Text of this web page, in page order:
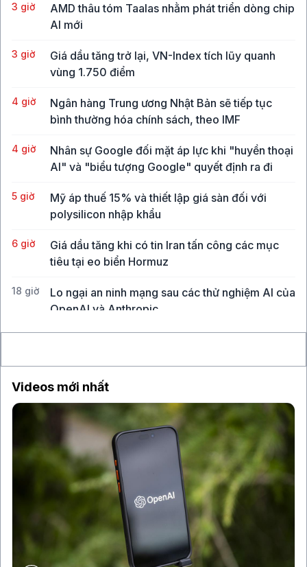
3 giờ
AMD thâu tóm Taalas nhằm phát triển dòng chip
AI mới
3 giờ
Giá dầu tăng trở lại, VN-Index tích lũy quanh
vùng 1.750 điểm
4 giờ
Ngân hàng Trung ương Nhật Bản sẽ tiếp tục
bình thường hóa chính sách, theo IMF
4 giờ
Nhân sự Google đối mặt áp lực khi "huyền thoại
AI" và "biểu tượng Google" quyết định ra đi
5 giờ
Mỹ áp thuế 15% và thiết lập giá sàn đối với
polysilicon nhập khẩu
6 giờ
Giá dầu tăng khi có tin Iran tấn công các mục
tiêu tại eo biển Hormuz
18 giờ
Lo ngại an ninh mạng sau các thử nghiệm AI của
OpenAI và Anthropic
Videos mới nhất